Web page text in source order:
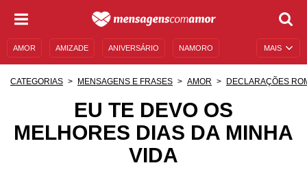
MAIS
AMOR AMIZADE ANIVERSÁRIO NAMORO
MENSAGENS E FRASES MENSAGENS DE ANIVERSÁRIO
FAMOSOS BÍBLIA
CATEGORIAS MENSAGENS E FRASES AMOR DECLARAÇÕES
EU TE DEVO OS
MELHORES DIAS DA MINHA
VIDA